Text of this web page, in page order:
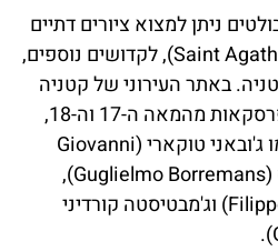
ניתן למצוא ציורים דתיים
הקשורים לסנטה אגתה (Saint Agatha), לקדושים נוספים,
באתר העירוני של קטניה
מצוינים בין היתר ציורים ופרסקאות מהמאה ה-17 וה-18,
כולל עבודות של אמנים כמו ג'ובאני טוקארי (Giovanni
Tuccari), גוליילמו בורמנס (Guglielmo Borremans),
פיליפו פלדיני (Filippo Paladini) וג'מבטיסטה קורדיני